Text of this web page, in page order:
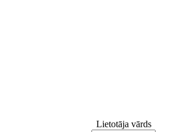
Lietotāja vārds